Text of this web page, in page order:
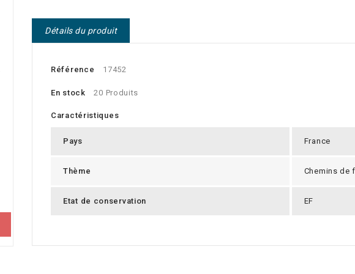
Détails du produit
Référence 17452
En stock 20 Produits
Caractéristiques
Pays France
Thème Chemins de
Etat de conservation EF